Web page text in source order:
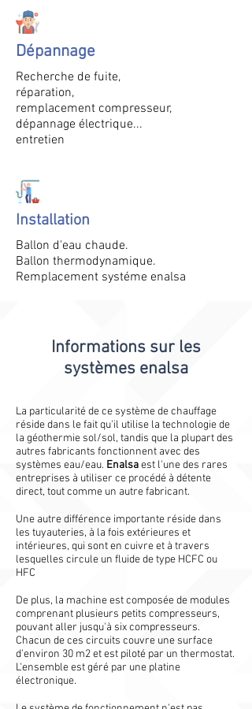
Dépannage
Recherche de fuite,
réparation,
remplacement compresseur,
dépannage électrique...
entretien
Installation
Ballon d'eau chaude.
Ballon thermodynamique.
Remplacement systéme enalsa
Informations sur les
systèmes enalsa
La particularité de ce système de chauffage
réside dans le fait qu'il utilise la technologie de
la géothermie sol/sol, tandis que la plupart des
autres fabricants fonctionnent avec des
systèmes eau/eau. Enalsaest l'une des rares
entreprises à utiliser ce procédé à détente
direct, tout comme un autre fabricant.
Une autre différence importante réside dans
les tuyauteries, à la fois extérieures et
intérieures, qui sont en cuivre et à travers
lesquelles circule un fluide de type HCFC ou
HFC
De plus, la machine est composée de modules
comprenant plusieurs petits compresseurs,
pouvant aller jusqu'à six compresseurs.
Chacun de ces circuits couvre une surface
d'environ 30 m2 et est piloté par un thermostat.
L'ensemble est géré par une platine
électronique.